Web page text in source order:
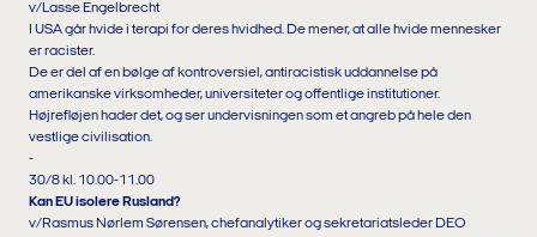
v/Lasse Engelbrecht
I USA går hvide i terapi for deres hvidhed. De mener, at alle hvide mennesker
er racister.
De er del af en bølge af kontroversiel, antiracistisk uddannelse på
amerikanske virksomheder, universiteter og offentlige institutioner.
Højrefløjen hader det, og ser undervisningen som et angreb på hele den
vestlige civilisation.
-
30/8 kl. 10.00-11.00
Kan EU isolere Rusland?
v/Rasmus Nørlem Sørensen, chefanalytiker og sekretariatsleder DEO